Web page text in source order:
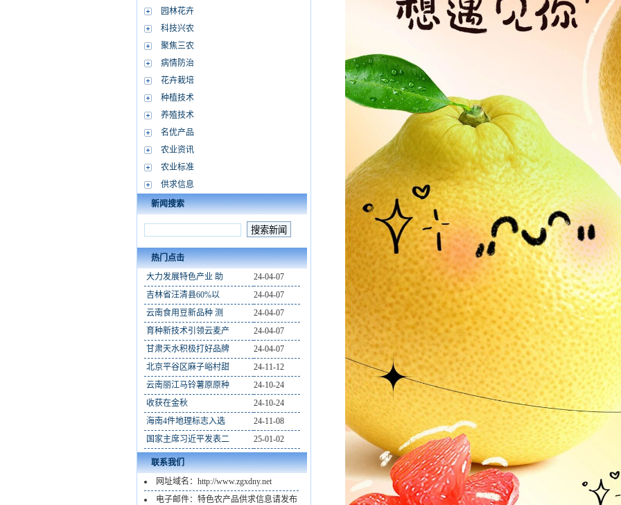
园林花卉
科技兴农
聚焦三农
病情防治
花卉栽培
种植技术
养殖技术
名优产品
农业资讯
农业标准
供求信息
新闻搜索
热门点击
大力发展特色产业 助
24-04-07
吉林省汪清县60%以
24-04-07
云南食用豆新品种 测
24-04-07
育种新技术引领云麦产
24-04-07
甘肃天水积极打好品牌
24-04-07
北京平谷区麻子峪村甜
24-11-12
云南丽江马铃薯原原种
24-10-24
收获在金秋
24-10-24
海南4件地理标志入选
24-11-08
国家主席习近平发表二
25-01-02
联系我们
网址域名：http://www.zgxdny.net
电子邮件：特色农产品供求信息请发布